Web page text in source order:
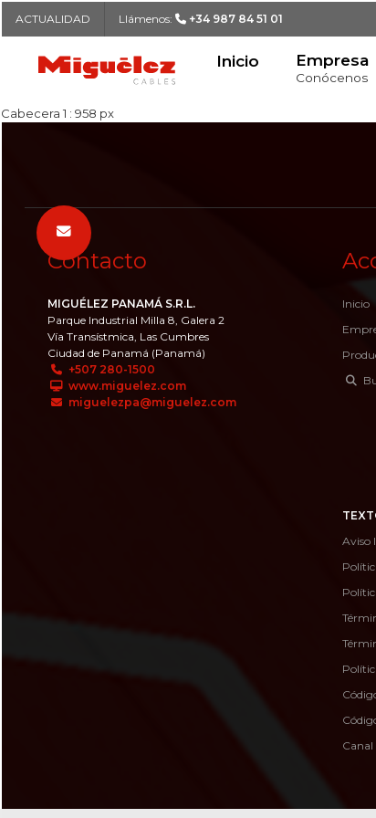
ACTUALIDAD Llámenos: +34 987 84 51 01
MIGUÉLEZ CABLES Inicio Empresa
Conócenos
Política de Calidad e I+D
Actualidad
Delegaciones
Cabecera 1 : 958 px
Contacto
MIGUÉLEZ PANAMÁ S.R.L.
Parque Industrial Milla 8, Galera 2
Vía Transístmica, Las Cumbres
Ciudad de Panamá (Panamá)
+507 280-1500
www.miguelez.com
miguelezpa@miguelez.com
Inicio
Aviso
Canal
Buscar